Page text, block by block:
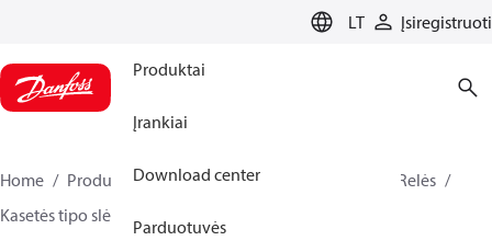
LT Įsiregistruoti
Produktai
Įrankiai
Download center
Parduotuvės
Home Produktai Climate Solutions for cooling
Relės
Kasetės tipo slėgio jungikliai